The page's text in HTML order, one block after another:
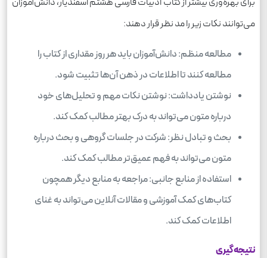
می‌توانند نکات زیر را مد نظر قرار دهند:
مطالعه منظم: دانش‌آموزان باید هر روز مقداری از کتاب را
مطالعه کنند تا اطلاعات در ذهن آن‌ها تثبیت شود.
نوشتن یادداشت: نوشتن نکات مهم و تحلیل‌های خود
درباره متون می‌تواند به درک بهتر مطالب کمک کند.
بحث و تبادل نظر: شرکت در جلسات گروهی و بحث درباره
متون می‌تواند به فهم عمیق‌تر مطالب کمک کند.
استفاده از منابع جانبی: مراجعه به منابع دیگر همچون
کتاب‌های کمک آموزشی و مقالات آنلاین می‌تواند به غنای
اطلاعات کمک کند.
نتیجه‌گیری